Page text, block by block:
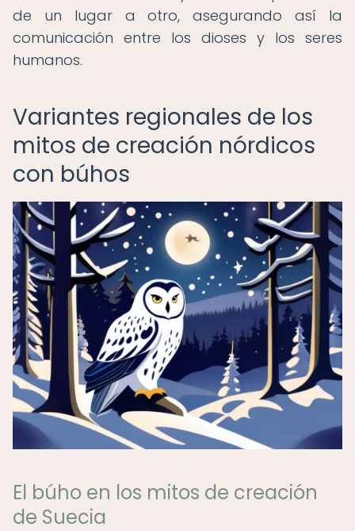
de un lugar a otro, asegurando así la
comunicación entre los dioses y los seres
humanos.
Variantes regionales de los
mitos de creación nórdicos
con búhos
El búho en los mitos de creación
de Suecia